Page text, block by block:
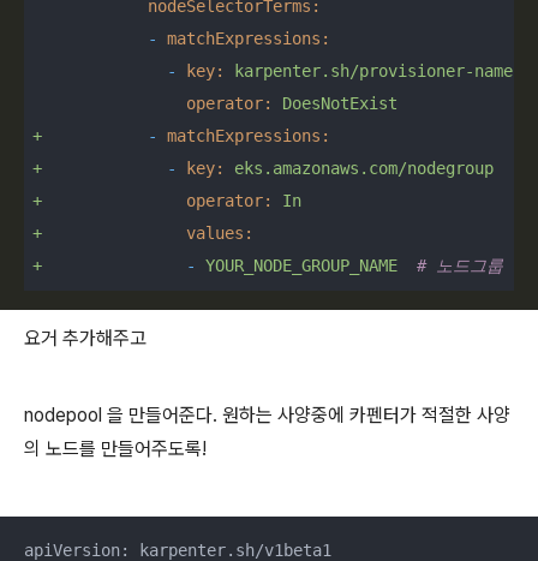
nodeSelectorTerms:
-
matchExpressions:
-
key:
karpenter.sh/provisioner-name
operator:
DoesNotExist
+
-
matchExpressions:
+
- key:
eks.amazonaws.com/nodegroup
+
operator:
In
+
values:
+
- YOUR_NODE_GROUP_NAME # 노드그룹 이
요거 추가해주고
nodepool 을 만들어준다. 원하는 사양중에 카펜터가 적절한 사양
의 노드를 만들어주도록!
apiVersion: karpenter.sh/v1beta1